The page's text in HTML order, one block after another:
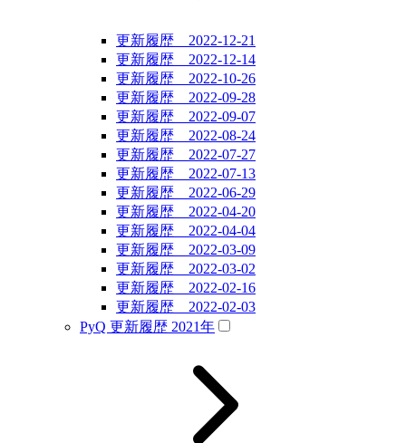
更新履歴 2022-12-21
更新履歴 2022-12-14
更新履歴 2022-10-26
更新履歴 2022-09-28
更新履歴 2022-09-07
更新履歴 2022-08-24
更新履歴 2022-07-27
更新履歴 2022-07-13
更新履歴 2022-06-29
更新履歴 2022-04-20
更新履歴 2022-04-04
更新履歴 2022-03-09
更新履歴 2022-03-02
更新履歴 2022-02-16
更新履歴 2022-02-03
PyQ 更新履歴 2021年